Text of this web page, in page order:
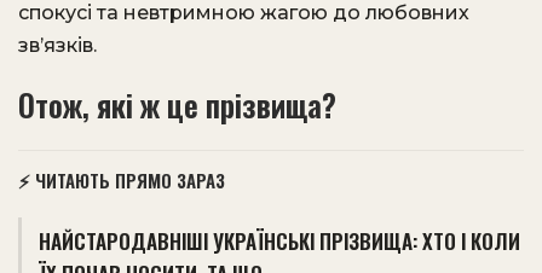
спокусі та невтримною жагою до любовних
зв’язків.
Отож, які ж це прізвища?
⚡ ЧИТАЮТЬ ПРЯМО ЗАРАЗ
НАЙСТАРОДАВНІШІ УКРАЇНСЬКІ ПРІЗВИЩА: ХТО І КОЛИ